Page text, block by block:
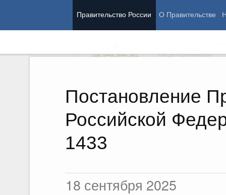
Правительство России О Правительстве
Постановление
Российской
1433
18 сентября 2025
Вице-премьеры
Работа Правительства
Здоровье